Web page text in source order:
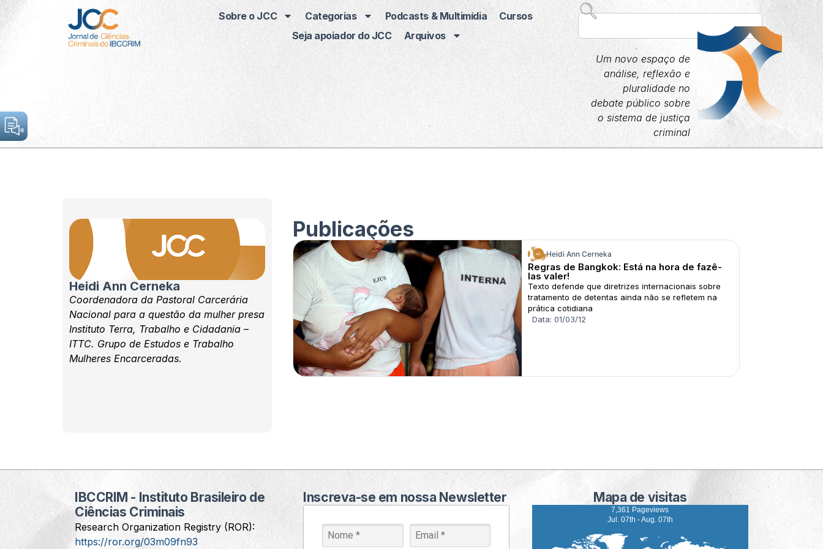
Sobre o JCC Categorias Podcasts & Multimídia
Cursos
Seja apoiador do JCC
Arquivos
Um novo espaço de
análise, reflexão e
pluralidade no
debate público sobre
o sistema de justiça
criminal
Heidi Ann Cerneka
Coordenadora da Pastoral Carcerária
Nacional para a questão da mulher presa
Instituto Terra, Trabalho e Cidadania –
ITTC. Grupo de Estudos e Trabalho
Mulheres Encarceradas.
Publicações
Heidi Ann Cerneka
Regras de Bangkok: Está na hora de fazê-
las valer!
Texto defende que diretrizes internacionais sobre
tratamento de detentas ainda não se refletem na
prática cotidiana
Data: 01/03/12
IBCCRIM - Instituto Brasileiro de
Ciências Criminais
Research Organization Registry (ROR):
https://ror.org/03m09fn93
Inscreva-se em nossa Newsletter Mapa de visitas
7,361 Pageviews
Jul. 07th - Aug. 07th